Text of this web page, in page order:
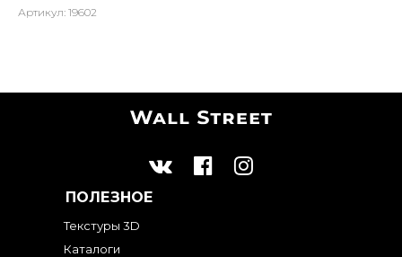
Артикул: 19602
ПОЛЕЗНОЕ
Текстуры 3D
Каталоги